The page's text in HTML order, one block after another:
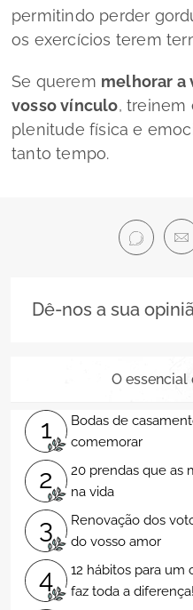
permitindo perder
os exercícios terem
Se querem melhorar a
vosso vínculo, treinem
plenitude física e
tanto tempo.
Dê-nos a sua
O essencial
1
Bodas de
comemorar
2
20 prendas que as
na vida
3
Renovação dos
do vosso amor
4
12 hábitos para um
faz toda a diferença!